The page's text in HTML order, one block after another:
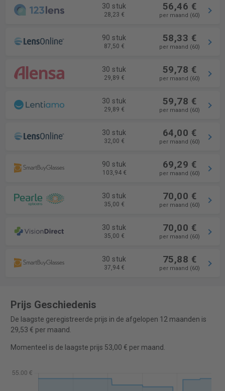
30 stuk
28,23 €
56,46 €
per maand (60)
90 stuk
87,50 €
58,33 €
per maand (60)
30 stuk
29,89 €
59,78 €
per maand (60)
30 stuk
29,89 €
59,78 €
per maand (60)
30 stuk
32,00 €
64,00 €
per maand (60)
90 stuk
103,94 €
69,29 €
per maand (60)
30 stuk
35,00 €
70,00 €
per maand (60)
30 stuk
35,00 €
70,00 €
per maand (60)
30 stuk
37,94 €
75,88 €
per maand (60)
Prijs Geschiedenis
De laagste geregistreerde prijs in de afgelopen 12 maanden is
29,53 € per maand.
Momenteel is de laagste prijs 53,00 € per maand.